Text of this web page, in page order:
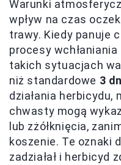
Warunki
wpływ na czas
trawy. Kiedy panuje
procesy
takich sytuacjach
niż standardowe 3
działania herbicydu,
chwasty mogą
lub zżółknięcia,
koszenie. Te oznaki
zadziałał i herbicyd